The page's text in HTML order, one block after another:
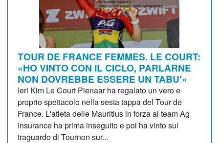
TOUR DE FRANCE FEMMES. LE COURT:
«HO VINTO CON IL CICLO, PARLARNE
NON DOVREBBE ESSERE UN TABU'»
Ieri Kim Le Court Pienaar ha regalato un vero e
proprio spettacolo nella sesta tappa del Tour de
France. L'atleta delle Mauritius in forza al team Ag
Insurance ha prima inseguito e poi ha vinto sul
traguardo di Tournon sur...